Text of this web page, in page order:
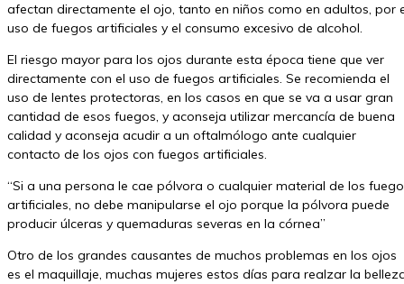
afectan directamente el ojo, tanto en niños como en adultos, por
uso de fuegos artificiales y el consumo excesivo de alcohol.
El riesgo mayor para los ojos durante esta época tiene que ver
directamente con el uso de fuegos artificiales. Se recomienda el
uso de lentes protectoras, en los casos en que se va a usar gran
cantidad de esos fuegos, y aconseja utilizar mercancía de buena
calidad y aconseja acudir a un oftalmólogo ante cualquier
contacto de los ojos con fuegos artificiales.
“Si a una persona le cae pólvora o cualquier material de los
artificiales, no debe manipularse el ojo porque la pólvora puede
producir úlceras y quemaduras severas en la córnea”
Otro de los grandes causantes de muchos problemas en los ojos
es el maquillaje, muchas mujeres estos días para realzar la